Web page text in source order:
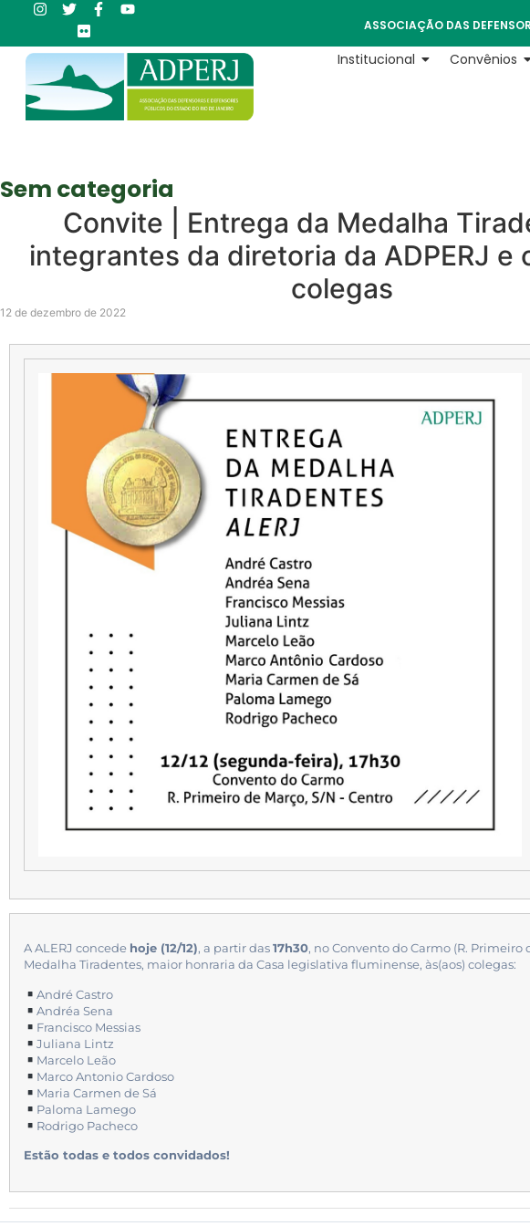
ASSOCIAÇÃO DAS
Institucional Convênios
Sem categoria
Convite | Entrega da Medalha
integrantes da diretoria da ADPERJ e
colegas
12 de dezembro de 2022
A ALERJ concede hoje (12/12), a partir das 17h30, no Convento do Carmo (R. Primeiro
Medalha Tiradentes, maior honraria da Casa legislativa fluminense, às(aos) colegas:
André Castro
Andréa Sena
Francisco Messias
Juliana Lintz
Marcelo Leão
Marco Antonio Cardoso
Maria Carmen de Sá
Paloma Lamego
Rodrigo Pacheco
Estão todas e todos convidados!